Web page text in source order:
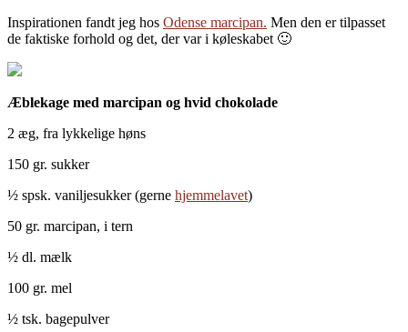
Inspirationen fandt jeg hos Odense marcipan. Men den er tilpasset
de faktiske forhold og det, der var i køleskabet 🙂
Æblekage med marcipan og hvid chokolade
2 æg, fra lykkelige høns
150 gr. sukker
½ spsk. vaniljesukker (gerne hjemmelavet)
50 gr. marcipan, i tern
½ dl. mælk
100 gr. mel
½ tsk. bagepulver